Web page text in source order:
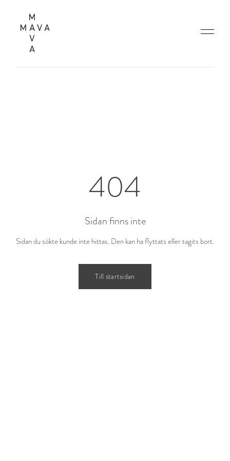
404
Sidan finns inte
Sidan du sökte kunde inte hittas. Den kan ha flyttats eller tagits bort.
Till startsidan